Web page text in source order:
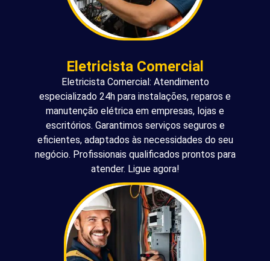
Eletricista Comercial
Eletricista Comercial: Atendimento
especializado 24h para instalações, reparos e
manutenção elétrica em empresas, lojas e
escritórios. Garantimos serviços seguros e
eficientes, adaptados às necessidades do seu
negócio. Profissionais qualificados prontos para
atender. Ligue agora!